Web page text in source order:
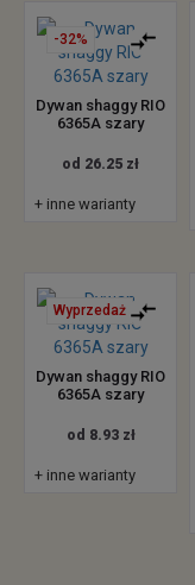
-32%
Dywan shaggy RIO
6365A szary
od 26.25 zł
+ inne warianty
Wyprzedaż
Dywan shaggy RIO
6365A szary
od 8.93 zł
+ inne warianty